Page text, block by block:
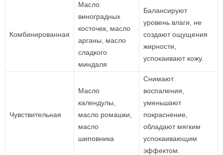
Комбинированная
Масло
виноградных
косточек, масло
арганы, масло
сладкого
миндаля
Балансируют
уровень влаги, не
создают ощущения
жирности,
успокаивают кожу.
Чувствительная
Масло
календулы,
масло ромашки,
масло
шиповника
Снимают
воспаления,
уменьшают
покраснение,
обладают мягким
успокаивающим
эффектом.